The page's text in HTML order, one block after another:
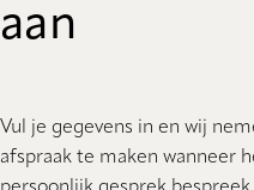
aan
Vul je gegevens in en wij
afspraak te maken wanneer